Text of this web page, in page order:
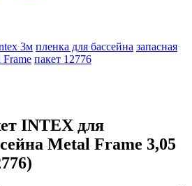
3м пленка для бассейна запасная
Frame пакет 12776
INTEX для
Metal Frame 3,05